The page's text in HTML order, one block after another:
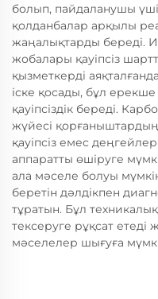
болып, пайдаланушы
қолданбалар арқылы
жаңалықтарды береді.
жобалары қауіпсіз
қызметкерді
іске қосады, бұл
қауіпсіздік береді.
жүйесі
қауіпсіз емес
аппаратты өшіруге
ала мәселе болуы
беретін дәлдікпен
тұратын. Бұл
тексеруге рұқсат
мәселелер шығуға